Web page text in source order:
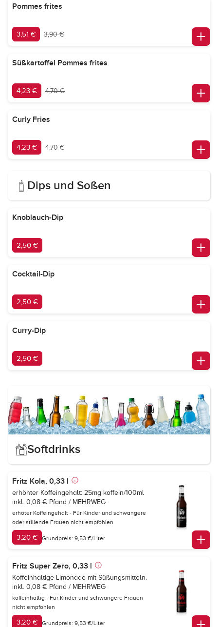
Pommes frites
3,51 € 3,90 €
Süßkartoffel Pommes frites
4,23 € 4,70 €
Curly Fries
4,23 € 4,70 €
Dips und Soßen
Knoblauch-Dip
2,50 €
Cocktail-Dip
2,50 €
Curry-Dip
2,50 €
Softdrinks
Fritz Kola, 0,33 l
erhöhter Koffeingehalt: 25mg koffein/100ml
inkl. 0,08 € Pfand / MEHRWEG
erhöter Koffeingehalt - Für Kinder und schwangere
oder stillende Frauen nicht empfohlen
3,20 € Grundpreis: 9,53 €/Liter
Fritz Super Zero, 0,33 l
Koffeinhaltige Limonade mit Süßungsmitteln.
inkl. 0,08 € Pfand / MEHRWEG
koffeinhaltig - Für Kinder und schwangere Frauen
nicht empfohlen
3,20 € Grundpreis: 9,53 €/Liter